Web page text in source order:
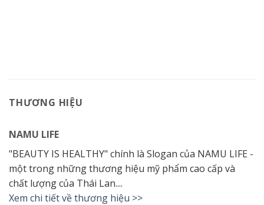
THƯƠNG HIỆU
NAMU LIFE
"BEAUTY IS HEALTHY" chính là Slogan của NAMU LIFE -
một trong những thương hiệu mỹ phẩm cao cấp và
chất lượng của Thái Lan....
Xem chi tiết về thương hiệu >>